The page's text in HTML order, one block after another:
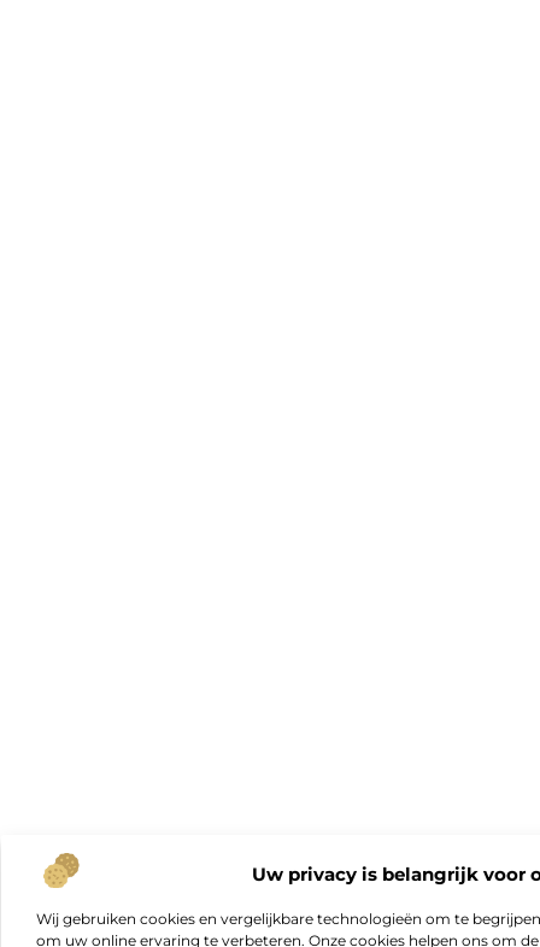
Uw privacy is belangrijk voor
Wij gebruiken cookies en vergelijkbare technologieën om te
om uw online ervaring te verbeteren. Onze cookies helpen ons om